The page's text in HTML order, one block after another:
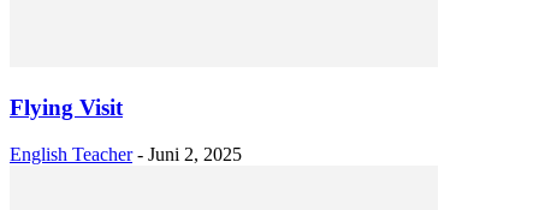
Flying Visit
English Teacher - Juni 2, 2025